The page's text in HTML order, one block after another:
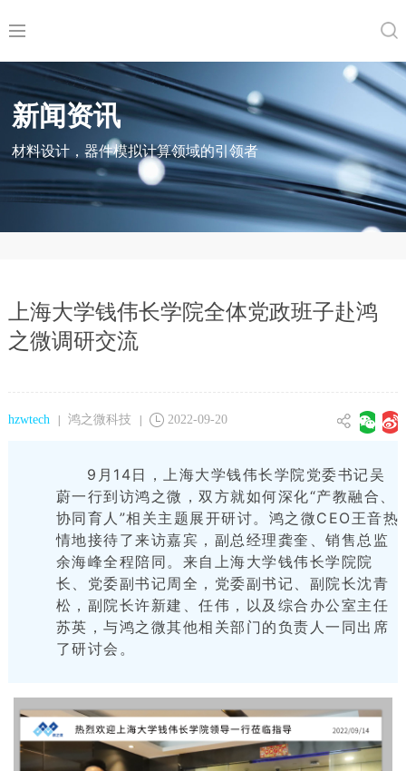
新闻资讯
材料设计，器件模拟计算领域的引领者
上海大学钱伟长学院全体党政班子赴鸿
之微调研交流
hzwtech | 鸿之微科技 | 2022-09-20
9月14日，上海大学钱伟长学院党委书记吴
蔚一行到访鸿之微，双方就如何深化“产教融合、
协同育人”相关主题展开研讨。鸿之微CEO王音热
情地接待了来访嘉宾，副总经理龚奎、销售总监
余海峰全程陪同。来自上海大学钱伟长学院院
长、党委副书记周全，党委副书记、副院长沈青
松，副院长许新建、任伟，以及综合办公室主任
苏英，与鸿之微其他相关部门的负责人一同出席
了研讨会。